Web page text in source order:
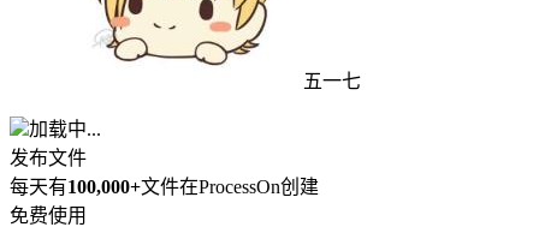
五一七
加载中...
发布文件
每天有100,000+文件在ProcessOn创建
免费使用